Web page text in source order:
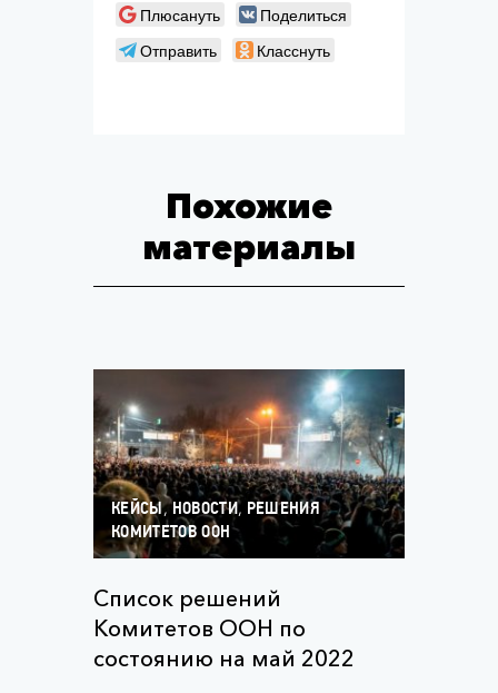
Плюсануть
Поделиться
Отправить
Класснуть
Похожие
материалы
КЕЙСЫ,НОВОСТИ, РЕШЕНИЯ
КОМИТЕТОВ ООН
Список решений
Комитетов ООН по
состоянию на май 2022